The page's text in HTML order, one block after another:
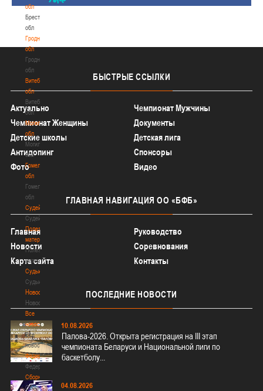
обл
Брестская
обл
Гродненская
обл
Гродненская
обл
Витебская
обл
Витебская
обл
Могилевская
обл
Могилевская
обл
Гомельская
обл
Гомельская
обл
Судейство
Судейство
Полезные
материалы
Полезные
материалы
Судьи
Судьи
Новости
Новости
Все
новости
Все
новости
Федерация
Федерация
Сборные
Сборные
БЫСТРЫЕ ССЫЛКИ
Актуально
Чемпионат Мужчины
Чемпионат Женщины
Документы
Детские школы
Детская лига
Антидопинг
Спонсоры
Фото
Видео
ГЛАВНАЯ НАВИГАЦИЯ ОО «БФБ»
Главная
Руководство
Новости
Соревнования
Карта сайта
Контакты
ПОСЛЕДНИЕ НОВОСТИ
10.08.2026
Палова-2026. Открыта регистрация на III этап
чемпионата Беларуси и Национальной лиги по
баскетболу...
04.08.2026